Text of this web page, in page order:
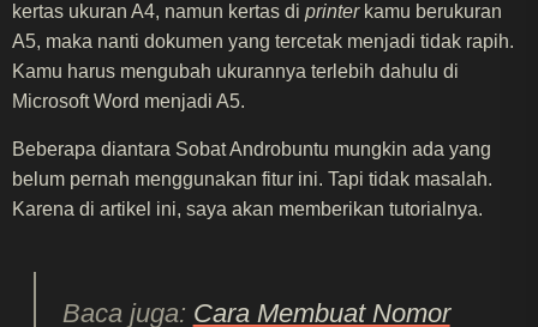
kertas ukuran A4, namun kertas di printerkamu berukuran
A5, maka nanti dokumen yang tercetak menjadi tidak rapih.
Kamu harus mengubah ukurannya terlebih dahulu di
Microsoft Word menjadi A5.
Beberapa diantara Sobat Androbuntu mungkin ada yang
belum pernah menggunakan fitur ini. Tapi tidak masalah.
Karena di artikel ini, saya akan memberikan tutorialnya.
Baca juga: Cara Membuat Nomor